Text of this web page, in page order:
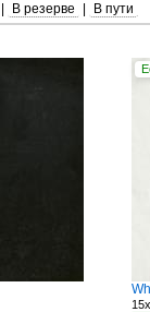
В резерве В пути